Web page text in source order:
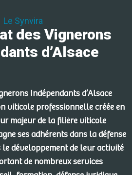
Le Synvira
des Vignerons
d’Alsace
Indépendants d’Alsace
viticole professionnelle créée en
majeur de la filière viticole
ses adhérents dans la défense
le développement de leur activité
de nombreux services